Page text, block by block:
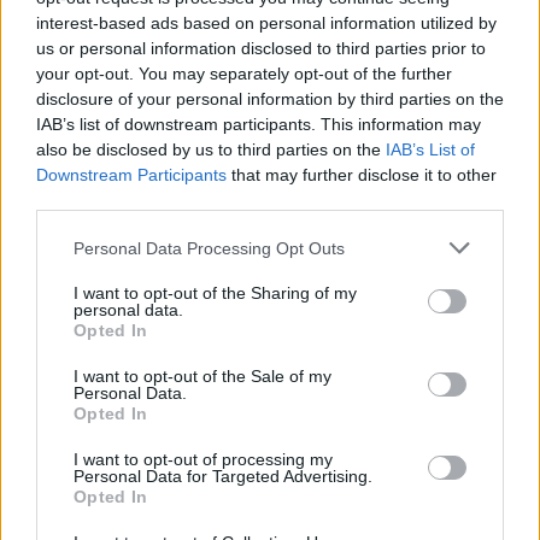
interest-based ads based on personal information utilized by
us or personal information disclosed to third parties prior to
your opt-out. You may separately opt-out of the further
disclosure of your personal information by third parties on the
IAB’s list of downstream participants. This information may
also be disclosed by us to third parties on the IAB’s List of
Downstream Participants that may further disclose it to other
Personal Data Processing Opt Outs
I want to opt-out of the Sharing of my
personal data.
Opted In
I want to opt-out of the Sale of my
Personal Data.
Opted In
I want to opt-out of processing my
Personal Data for Targeted Advertising.
Opted In
Efexor (665)
Depressie - antidepressiva overig
Ethinylestradiol / Levonorgestrel (656)
Anticonceptie - eenfase
Seroquel (647)
Psychose / schizofrenie - antipsychotica
Escitalopram (647)
Depressie - antidepressiva SSRI
Antibiotica - penicillines breedspectrum
Wellbutrin XR (646)
Verslavingsziekten
Metformine (620)
Implanon (hormoonimplantaat) (584)
Anticonceptie - overig